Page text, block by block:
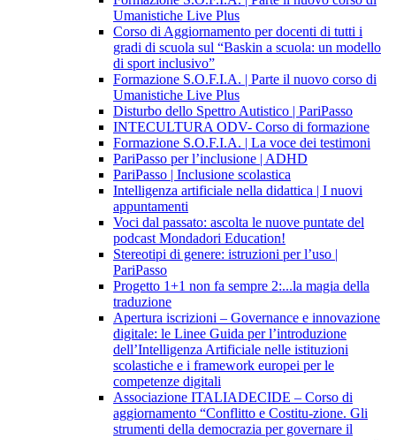
Umanistiche Live Plus
Corso di Aggiornamento per docenti di tutti i
gradi di scuola sul “Baskin a scuola: un modello
di sport inclusivo”
Formazione S.O.F.I.A. | Parte il nuovo corso di
Umanistiche Live Plus
Disturbo dello Spettro Autistico | PariPasso
INTECULTURA ODV- Corso di formazione
Formazione S.O.F.I.A. | La voce dei testimoni
PariPasso per l’inclusione | ADHD
PariPasso | Inclusione scolastica
Intelligenza artificiale nella didattica | I nuovi
appuntamenti
Voci dal passato: ascolta le nuove puntate del
podcast Mondadori Education!
Stereotipi di genere: istruzioni per l’uso |
PariPasso
Progetto 1+1 non fa sempre 2:...la magia della
traduzione
Apertura iscrizioni – Governance e innovazione
digitale: le Linee Guida per l’introduzione
dell’Intelligenza Artificiale nelle istituzioni
scolastiche e i framework europei per le
competenze digitali
Associazione ITALIADECIDE – Corso di
aggiornamento “Conflitto e Costitu-zione. Gli
strumenti della democrazia per governare il